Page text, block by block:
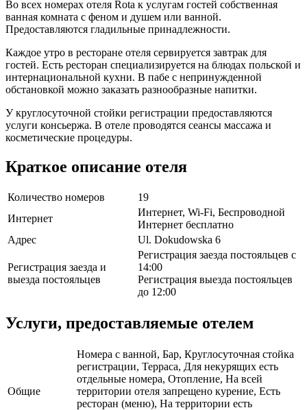
Во всех номерах отеля Rota к услугам гостей собственная
ванная комната с феном и душем или ванной.
Предоставляются гладильные принадлежности.
Каждое утро в ресторане отеля сервируется завтрак для
гостей. Есть ресторан специализируется на блюдах польской и
интернациональной кухни. В пабе с непринужденной
обстановкой можно заказать разнообразные напитки.
У круглосуточной стойки регистрации предоставляются
услуги консьержа. В отеле проводятся сеансы массажа и
косметические процедуры.
Краткое описание отеля
Количество номеров
19
Интернет
Интернет, Wi-Fi, Беспроводной
Интернет бесплатно
Адрес
Ul. Dokudowska 6
Регистрация заезда и
выезда постояльцев
Регистрация заезда постояльцев с
14:00
Регистрация выезда постояльцев
до 12:00
Услуги, предоставляемые отелем
Общие
Номера с ванной, Бар, Круглосуточная стойка
регистрации, Терраса, Для некурящих есть
отдельные номера, Отопление, На всей
территории отеля запрещено курение, Есть
ресторан (меню), На территории есть